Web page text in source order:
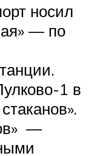
носил
— по
1 в
—